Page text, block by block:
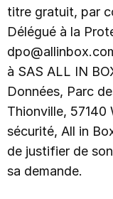
titre gratuit, par
Délégué à la
à SAS ALL IN
Données, Parc
Thionville, 57140
sécurité, All in
de justifier de
sa demande.